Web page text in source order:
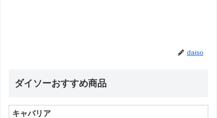
daiso
ダイソーおすすめ商品
キャバリア